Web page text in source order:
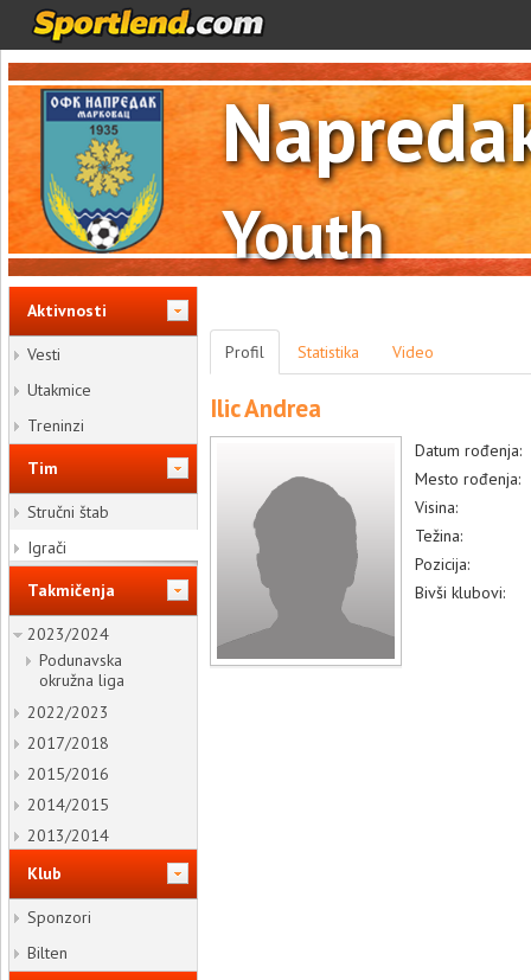
Youth
Aktivnosti
Vesti
Utakmice
Treninzi
Tim
Stručni štab
Igrači
Takmičenja
2023/2024
Podunavska
okružna liga
2022/2023
2017/2018
2015/2016
2014/2015
2013/2014
Klub
Sponzori
Bilten
Profil Statistika Video
Ilic Andrea
Datum rođenja:
Mesto rođenja:
Visina:
Težina:
Pozicija:
Bivši klubovi: